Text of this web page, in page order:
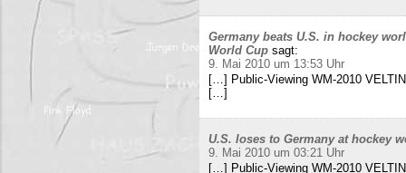
Germany beats U.S. in hockey
World Cup sagt:
9. Mai 2010 um 13:53 Uhr
[…] Public-Viewing WM-2010
[…]
U.S. loses to Germany at hockey
9. Mai 2010 um 03:21 Uhr
[…] Public-Viewing WM-2010